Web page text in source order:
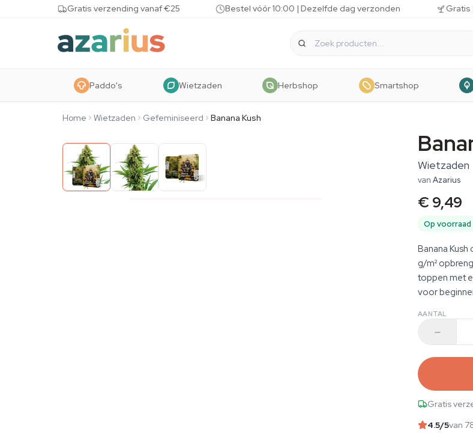
Skip to content Gratis verzending vanaf €25 Bestel vóór 10:00 | Dezelfde dag verzonden Gratis
Paddo's Wietzaden Herbshop Smartshop
Home Wietzaden Gefeminiseerd Banana Kush
Wietzaden
van Azarius
€ 9,49
Op voorraad
Banana
g/m²
toppen met
voor
AANTAL
Gratis
4.5/5van